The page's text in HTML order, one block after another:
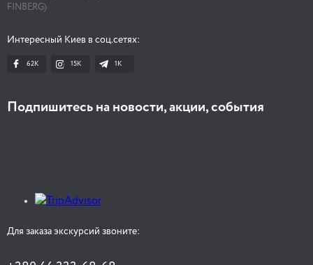
FINBERG)
Интересный Киев в соц.сетях:
62K 15K 1К
Подпишитесь на новости, акции, события
Для заказа экскурсий звоните: